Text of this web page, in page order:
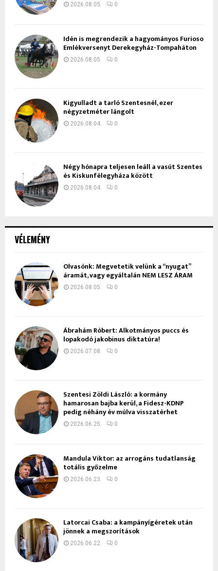
VÉLEMÉNY
Olvasónk: Megvetetik velünk a “nyugat”
áramát, vagy egyáltalán NEM LESZ ÁRAM
2026.08.05. 0
Ábrahám Róbert: Alkotmányos puccs és
lopakodó jakobinus diktatúra!
2026.07.08. 0
Szentesi Zöldi László: a kormány
hamarosan bajba kerül, a Fidesz-KDNP
pedig néhány év múlva visszatérhet
2026.06.25. 0
Mandula Viktor: az arrogáns tudatlanság
totális győzelme
2026.06.23. 0
Latorcai Csaba: a kampányígéretek után
jönnek a megszorítások
2026.06.22. 0
2026.08.05. 0
Idén is megrendezik a hagyományos Furioso
Emlékversenyt Derekegyház-Tompaháton
2026.08.05. 0
Kigyulladt a tarló Szentesnél, ezer
négyzetméter lángolt
2026.08.04. 0
Négy hónapra teljesen leáll a vasút Szentes
és Kiskunfélegyháza között
2026.08.04. 0